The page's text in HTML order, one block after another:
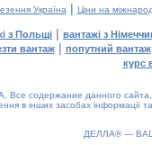
Україна | Ціни на
з Польщі | вантажі з
вантаж| попутний вантаж
курс
Все содержание данного
в інших засобах інформації
ДЕЛЛА® —